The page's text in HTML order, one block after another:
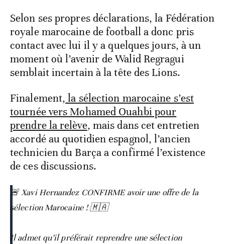
Selon ses propres déclarations, la Fédération
royale marocaine de football a donc pris
contact avec lui il y a quelques jours, à un
moment où l’avenir de Walid Regragui
semblait incertain à la tête des Lions.
Finalement, la sélection marocaine s’est
tournée vers Mohamed Ouahbi pour
prendre la relève, mais dans cet entretien
accordé au quotidien espagnol, l’ancien
technicien du Barça a confirmé l’existence
de ces discussions.
🚨 Xavi Hernandez CONFIRME avoir une offre de la
sélection Marocaine ! 🇲🇦
Il admet qu’il préférait reprendre une sélection